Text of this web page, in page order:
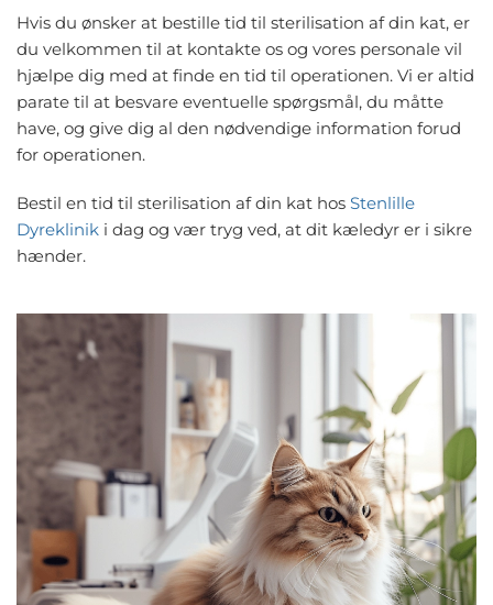
Hvis du ønsker at bestille tid til sterilisation af din kat, er
du velkommen til at kontakte os og vores personale vil
hjælpe dig med at finde en tid til operationen. Vi er altid
parate til at besvare eventuelle spørgsmål, du måtte
have, og give dig al den nødvendige information forud
for operationen.
Bestil en tid til sterilisation af din kat hos Stenlille
Dyreklinik i dag og vær tryg ved, at dit kæledyr er i sikre
hænder.